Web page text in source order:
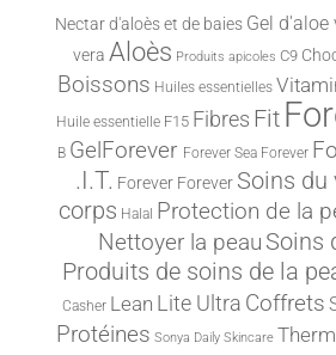
Nectar d'aloès et de baies Gel d'aloe
vera Aloès Produits apicoles C9
Boissons Huiles essentielles
Huile essentielle F15 Fibres Fit
B GelForever Forever Sea Forever
.I.T. Forever Forever Soins du
corps Halal Protection de la
Nettoyer la peau Soins
Produits de soins de la
Casher Lean Lite Ultra Coffrets
Protéines Sonya Daily Skincare Therm